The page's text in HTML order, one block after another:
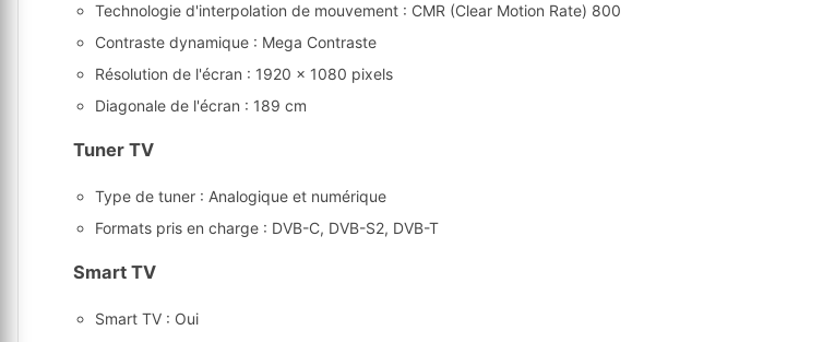
Technologie d'interpolation de mouvement : CMR (Clear Motion Rate) 800
Contraste dynamique : Mega Contraste
Résolution de l'écran : 1920 x 1080 pixels
Diagonale de l'écran : 189 cm
Tuner TV
Type de tuner : Analogique et numérique
Formats pris en charge : DVB-C, DVB-S2, DVB-T
Smart TV
Smart TV : Oui